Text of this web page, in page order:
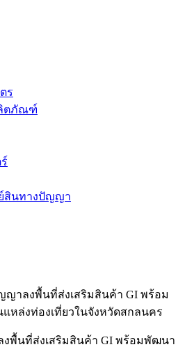
ร
ตภัณฑ์
สินทางปัญญา
าลงพื้นที่ส่งเสริมสินค้า GI พร้อม
หล่งท่องเที่ยวในจังหวัดสกลนคร
พื้นที่ส่งเสริมสินค้า GI พร้อมพัฒนา